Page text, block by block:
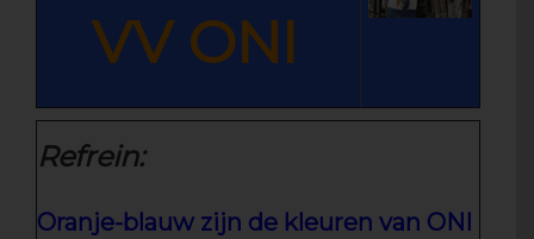
VV ONI
Refrein:
Oranje-blauw zijn de kleuren van ONI